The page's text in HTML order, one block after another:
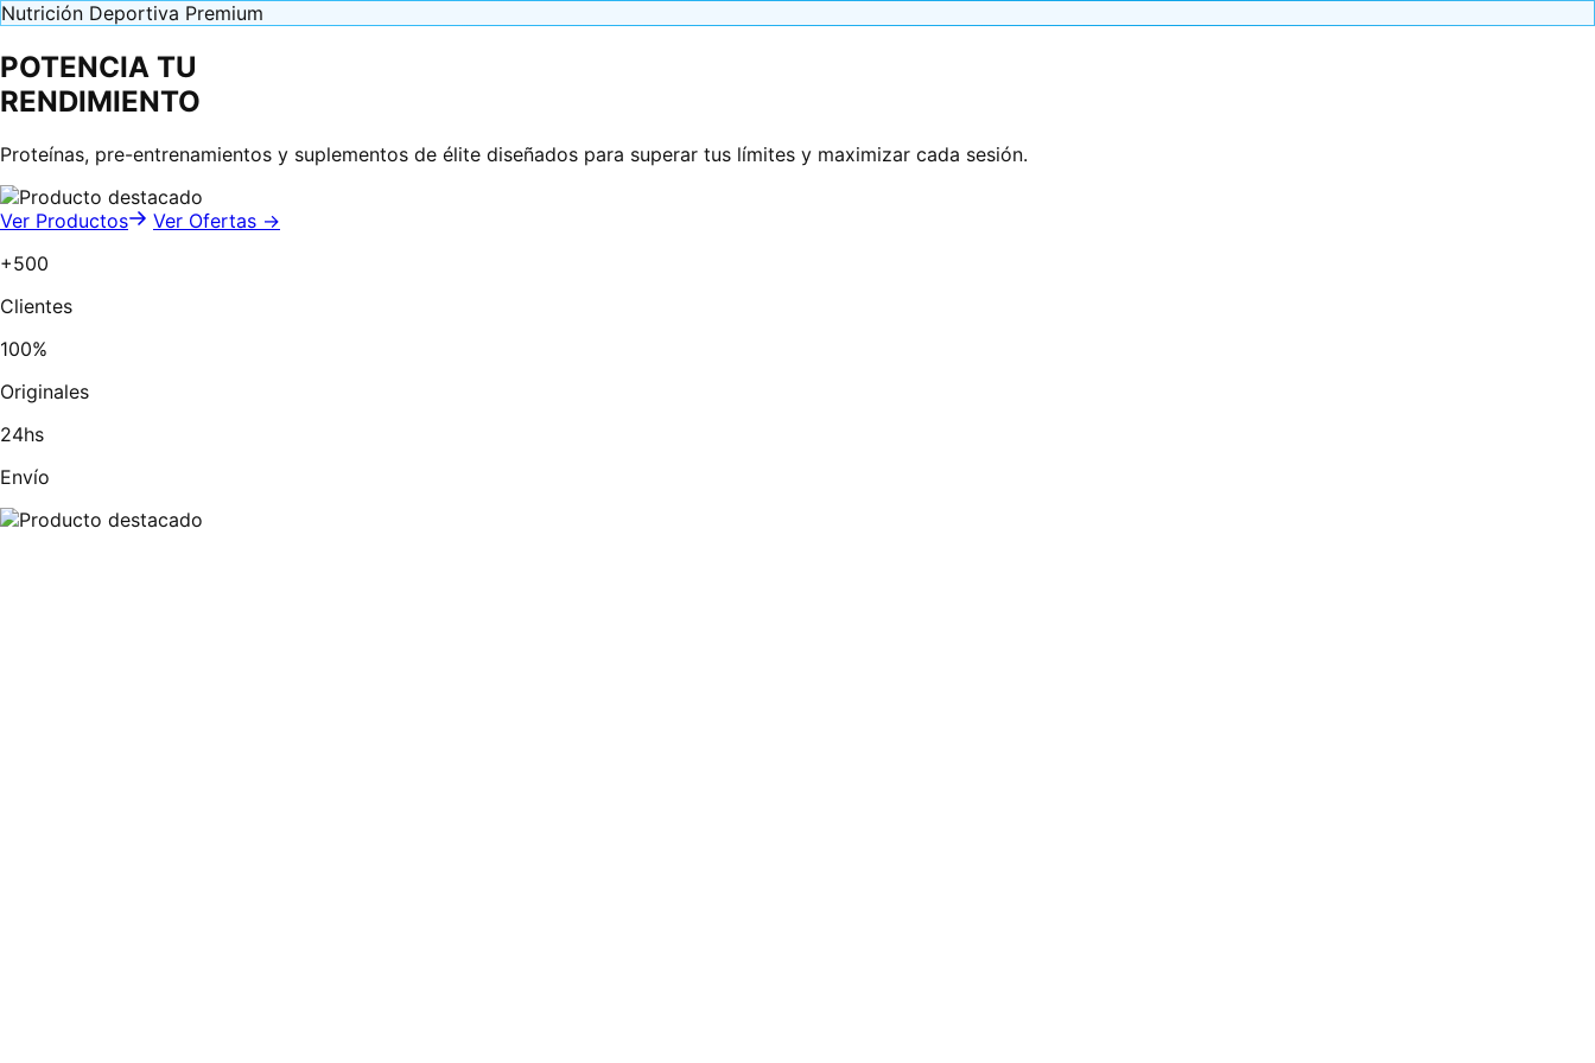
Nutrición Deportiva Premium
POTENCIA TU
RENDIMIENTO
Proteínas, pre-entrenamientos y suplementos de élite diseñados para superar tus límites y maximizar cada sesión.
Ver Productos
Ver Ofertas →
+500
Clientes
100%
Originales
24hs
Envío